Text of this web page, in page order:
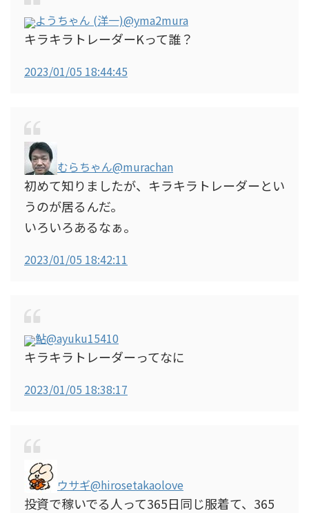
ようちゃん (洋一)@yma2mura
キラキラトレーダーKって誰？
2023/01/05 18:44:45
むらちゃん@murachan
初めて知りましたが、キラキラトレーダーとい
うのが居るんだ。
いろいろあるなぁ。
2023/01/05 18:42:11
鮎@ayuku15410
キラキラトレーダーってなに
2023/01/05 18:38:17
ウサギ@hirosetakaolove
投資で稼いでる人って365日同じ服着て、365